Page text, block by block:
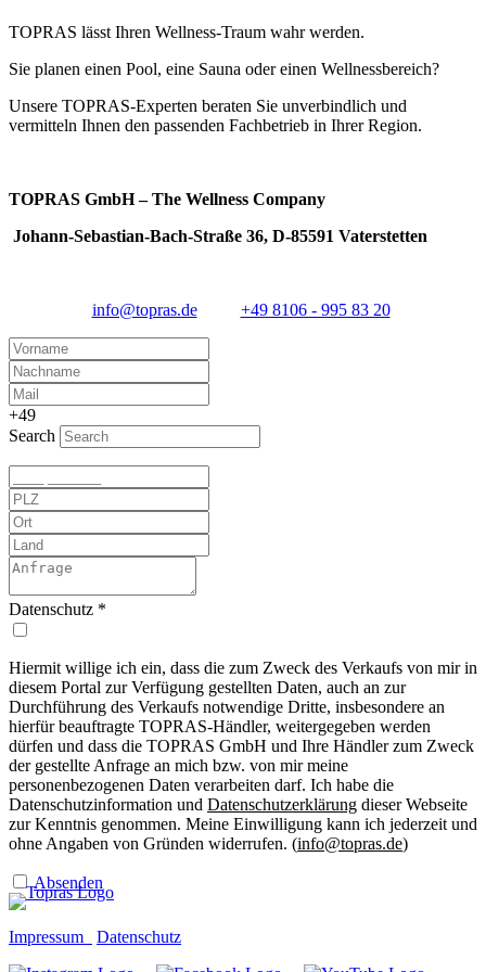
Angebot auf Basis Ihrer Wünsche und der örtlichen Gegebenheiten.
TOPRAS lässt Ihren Wellness-Traum wahr werden.
Sie planen einen Pool, eine Sauna oder einen Wellnessbereich?
Unsere TOPRAS-Experten beraten Sie unverbindlich und
vermitteln Ihnen den passenden Fachbetrieb in Ihrer Region.
TOPRAS GmbH – The Wellness Company
Johann-Sebastian-Bach-Straße 36, D-85591 Vaterstetten
info@topras.de +49 8106 - 995 83 20
+49
Search
Datenschutz *
Hiermit willige ich ein, dass die zum Zweck des Verkaufs von mir in
diesem Portal zur Verfügung gestellten Daten, auch an zur
Durchführung des Verkaufs notwendige Dritte, insbesondere an
hierfür beauftragte TOPRAS-Händler, weitergegeben werden
dürfen und dass die TOPRAS GmbH und Ihre Händler zum Zweck
der gestellte Anfrage an mich bzw. von mir meine
personenbezogenen Daten verarbeiten darf. Ich habe die
Datenschutzinformation und Datenschutzerklärung dieser Webseite
zur Kenntnis genommen. Meine Einwilligung kann ich jederzeit und
ohne Angaben von Gründen widerrufen. (info@topras.de)
Absenden
Impressum Datenschutz